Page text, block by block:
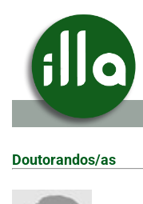
Doutorandos/as